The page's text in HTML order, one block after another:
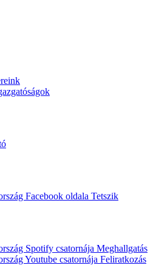
Tetszik
Meghallgatás
Feliratkozás